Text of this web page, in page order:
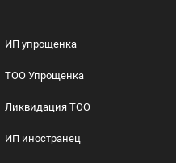
ИП упрощенка
ТОО Упрощенка
Ликвидация ТОО
ИП иностранец